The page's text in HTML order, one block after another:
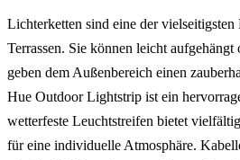
Lichterketten sind eine der
Terrassen. Sie können leicht
geben dem Außenbereich einen
Hue Outdoor Lightstrip ist ein
wetterfeste Leuchtstreifen bietet
für eine individuelle Atmosphäre.